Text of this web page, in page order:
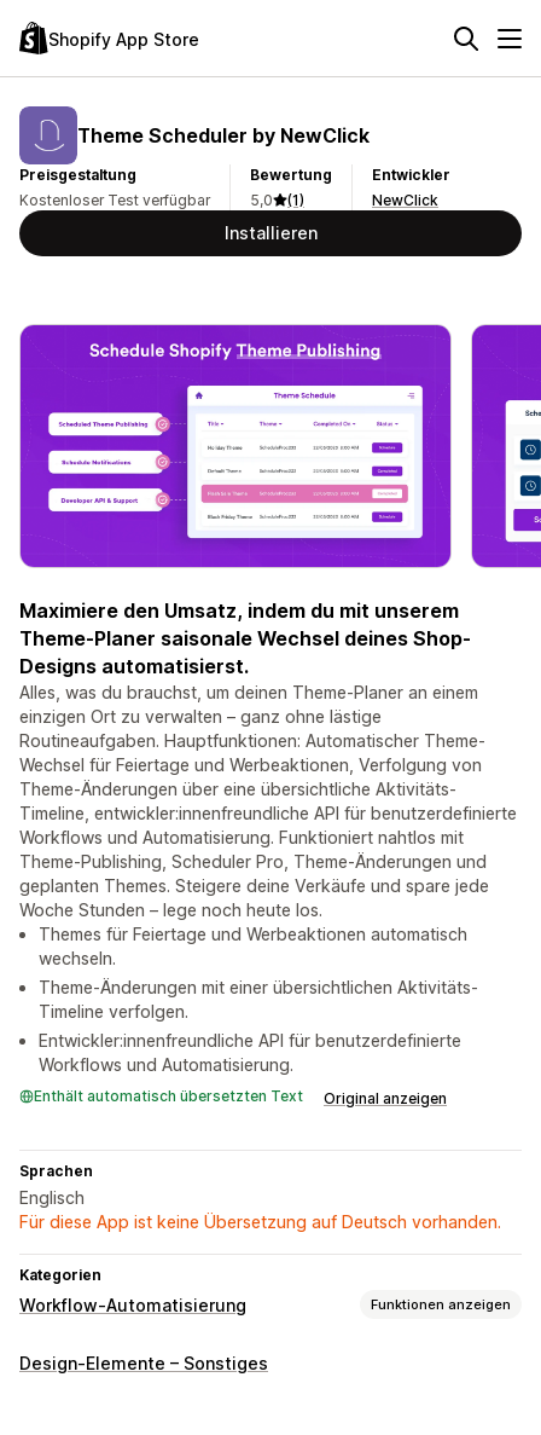
Shopify App Store
Theme Scheduler by NewClick
Preisgestaltung
Kostenloser Test verfügbar
Bewertung
5,0
(1)
Entwickler
NewClick
Installieren
Maximiere den Umsatz, indem du mit unserem
Theme-Planer saisonale Wechsel deines Shop-
Designs automatisierst.
Alles, was du brauchst, um deinen Theme-Planer an einem
einzigen Ort zu verwalten – ganz ohne lästige
Routineaufgaben. Hauptfunktionen: Automatischer Theme-
Wechsel für Feiertage und Werbeaktionen, Verfolgung von
Theme-Änderungen über eine übersichtliche Aktivitäts-
Timeline, entwickler:innenfreundliche API für benutzerdefinierte
Workflows und Automatisierung. Funktioniert nahtlos mit
Theme-Publishing, Scheduler Pro, Theme-Änderungen und
geplanten Themes. Steigere deine Verkäufe und spare jede
Woche Stunden – lege noch heute los.
Themes für Feiertage und Werbeaktionen automatisch
wechseln.
Theme-Änderungen mit einer übersichtlichen Aktivitäts-
Timeline verfolgen.
Entwickler:innenfreundliche API für benutzerdefinierte
Workflows und Automatisierung.
Enthält automatisch übersetzten Text Original anzeigen
Sprachen
Englisch
Für diese App ist keine Übersetzung auf Deutsch vorhanden.
Kategorien
Workflow-Automatisierung Funktionen anzeigen
Automatisierungsaufgaben
Design-Elemente – Sonstiges